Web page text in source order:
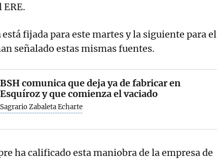
está fijada para este martes y la siguiente para el
señalado estas mismas fuentes.
BSH comunica que deja ya de fabricar en
Esquíroz y que comienza el vaciado
Sagrario Zabaleta Echarte
ha calificado esta maniobra de la empresa de